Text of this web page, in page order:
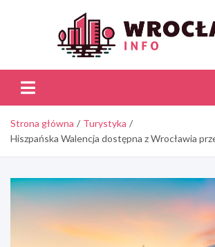
Strona główna
Turystyka
Hiszpańska Walencja dostępna z Wrocławia